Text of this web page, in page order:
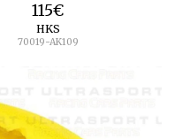
115€
HKS
70019-AK109